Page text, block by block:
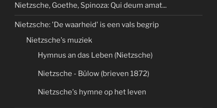
Nietzsche, Goethe, Spinoza: Qui deum amat...
Nietzsche: 'De waarheid' is een vals begrip
Nietzsche's muziek
Hymnus an das Leben (Nietzsche)
Nietzsche - Bülow (brieven 1872)
Nietzsche's hymne op het leven